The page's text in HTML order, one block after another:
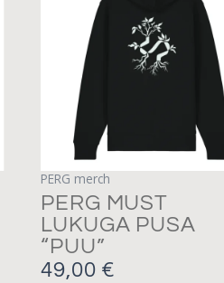
PERG merch
PERG MUST
LUKUGA PUSA
“PUU”
49,00 €
mitu
varianti.
Valikuid
tootelehel.